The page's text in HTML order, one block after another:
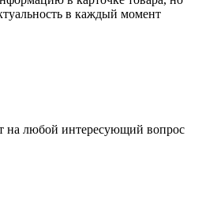
в каждый момент
на любой интересующий вопрос